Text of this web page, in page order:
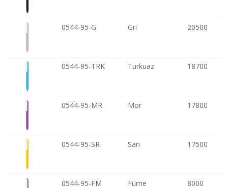
0544-95-G Gri 20500
0544-95-TRK Turkuaz 18700
0544-95-MR Mor 17800
0544-95-SR Sarı 17500
0544-95-FM Füme 8000